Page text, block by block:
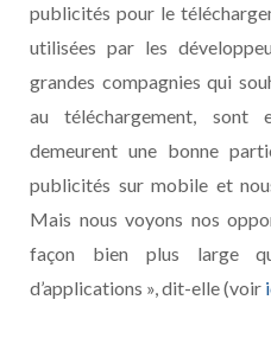
publicités pour le
utilisées par les
grandes compagnies qui
au téléchargement,
demeurent une bonne
publicités sur mobile et
Mais nous voyons nos
façon bien plus large
d’applications », dit-elle (voir